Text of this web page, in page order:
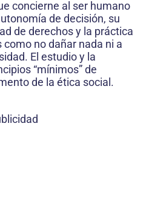
concierne al ser humano
de decisión, su
de derechos y la práctica
no dañar nada ni a
El estudio y la
“mínimos” de
de la ética social.